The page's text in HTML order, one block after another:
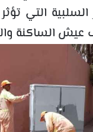
السلبية التي
عيش الساكنة